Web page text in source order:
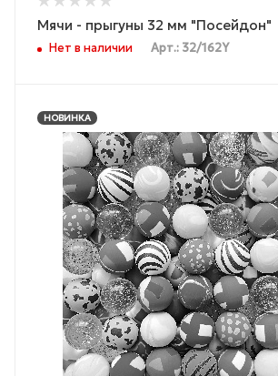
Мячи - прыгуны 32 мм "Посейдон"
Нет в наличии Арт.: 32/162Y
НОВИНКА